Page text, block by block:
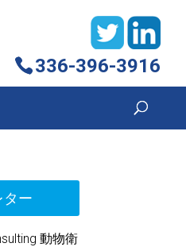
336-396-3916
ター
動物衛